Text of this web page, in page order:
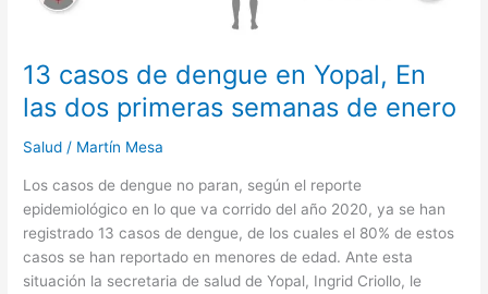
13 casos de dengue en Yopal, En
las dos primeras semanas de enero
Salud / Martín Mesa
Los casos de dengue no paran, según el reporte
epidemiológico en lo que va corrido del año 2020, ya se han
registrado 13 casos de dengue, de los cuales el 80% de estos
casos se han reportado en menores de edad. Ante esta
situación la secretaria de salud de Yopal, Ingrid Criollo, le
semanas
de
enero